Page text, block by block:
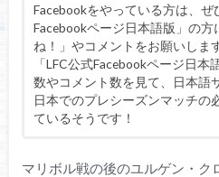
Facebookをやっている方は、ぜ
Facebookページ日本語版」の方
ね！」やコメントをお願いしま
「LFC公式Facebookページ日本
数やコメント数を見て、日本語
日本でのプレシーズンマッチの
ているそうです！
マリボル戦の後のユルゲン・ク